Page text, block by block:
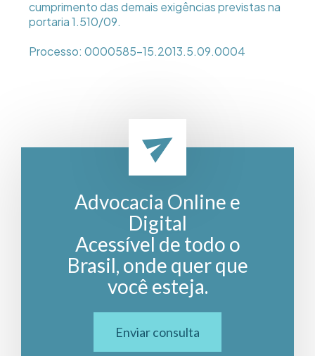
cumprimento das demais exigências previstas na
portaria 1.510/09.
Processo: 0000585-15.2013.5.09.0004
Advocacia Online e
Digital
Acessível de todo o
Brasil, onde quer que
você esteja.
Enviar consulta